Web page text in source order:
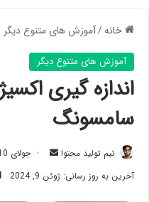
خانه/آموزش های متنوع دیگر
آموزش های متنوع دیگر
اندازه گیری
سامسونگ
تیم تولید محتوا
ارسال
ایمیل
جولای 10, 2024
آخرین به روز رسانی: ژوئن 9, 2024